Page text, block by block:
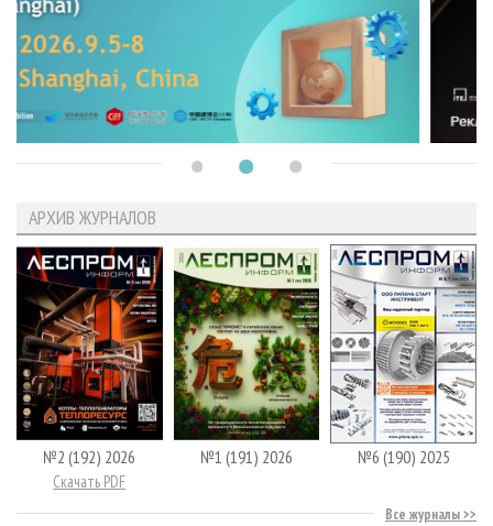
АРХИВ ЖУРНАЛОВ
№2 (192) 2026
Скачать PDF
№1 (191) 2026 №6 (190) 2025
Все журналы